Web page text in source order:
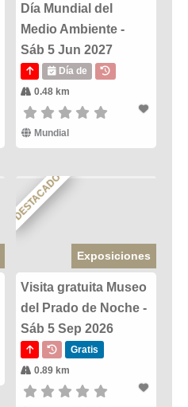
Día Mundial del
Medio Ambiente -
Sáb 5 Jun 2027
Día de
0.48 km
Mundial
DESTACADO
Exposiciones
Visita gratuita Museo
del Prado de Noche -
Sáb 5 Sep 2026
Gratis
0.89 km